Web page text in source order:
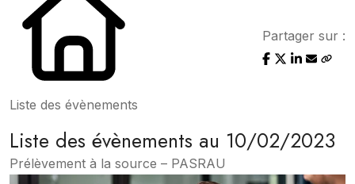
Liste des évènements
Partager sur :
Liste des évènements au 10/02/2023
Prélèvement à la source – PASRAU